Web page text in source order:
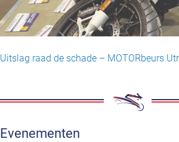
Uitslag raad de schade – MOTORbeurs
Evenementen